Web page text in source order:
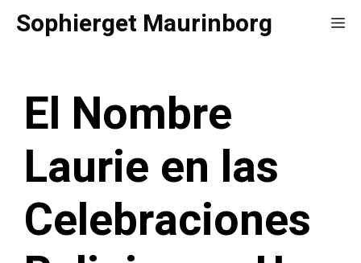
SaltarSophierget Maurinborg
El Nombre
Laurie en las
Celebraciones